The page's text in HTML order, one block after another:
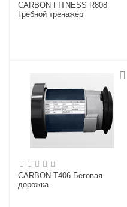
CARBON FITNESS R808
Гребной тренажер
CARBON T406 Беговая
дорожка